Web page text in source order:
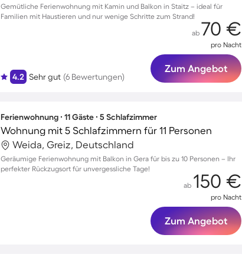
Gemütliche Ferienwohnung mit Kamin und Balkon in Staitz – ideal für
Familien mit Haustieren und nur wenige Schritte zum Strand!
4.2 Sehr gut (6 Bewertungen)
ab 70 €
pro Nacht
Zum Angebot
Ferienwohnung ∙ 11 Gäste ∙ 5 Schlafzimmer
Wohnung mit 5 Schlafzimmern für 11 Personen
Weida, Greiz, Deutschland
Geräumige Ferienwohnung mit Balkon in Gera für bis zu 10 Personen – Ihr
perfekter Rückzugsort für unvergessliche Tage!
ab 150 €
pro Nacht
Zum Angebot